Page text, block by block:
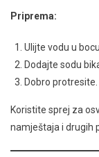
Priprema:
Ulijte vodu u
Dodajte sodu
Dobro protresite.
Koristite sprej za
namještaja i drugih